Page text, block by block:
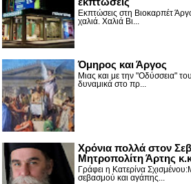
Εκπτώσεις στη Βιοκαρπέτ
χαλιά. Χαλιά Βι...
Όμηρος και Άργος
Μιας και με την "Οδύσσεια"
δυναμικά στο πρ...
Χρόνια πολλά στον
Μητροπολίτη Άρτης
Γράφει η Κατερίνα
σεβασμού και αγάπης...